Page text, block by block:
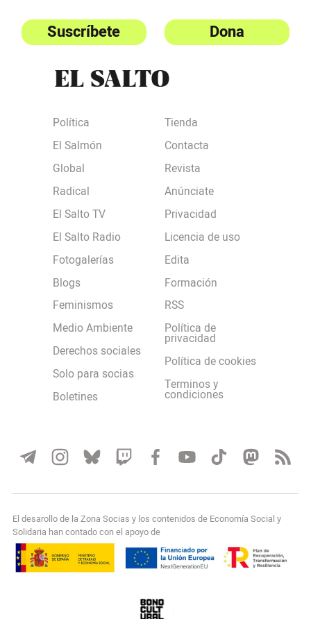
Suscríbete Dona
Política
El Salmón
Global
Radical
El Salto TV
El Salto Radio
Fotogalerías
Blogs
Feminismos
Medio Ambiente
Derechos sociales
Solo para socias
Boletines
Tienda
Contacta
Revista
Anúnciate
Privacidad
Licencia de uso
Edita
Formación
RSS
Política de
privacidad
Política de cookies
Terminos y
condiciones
El desarollo de la Zona Socias y los contenidos de Economía Social y
Solidaria han contado con el apoyo de